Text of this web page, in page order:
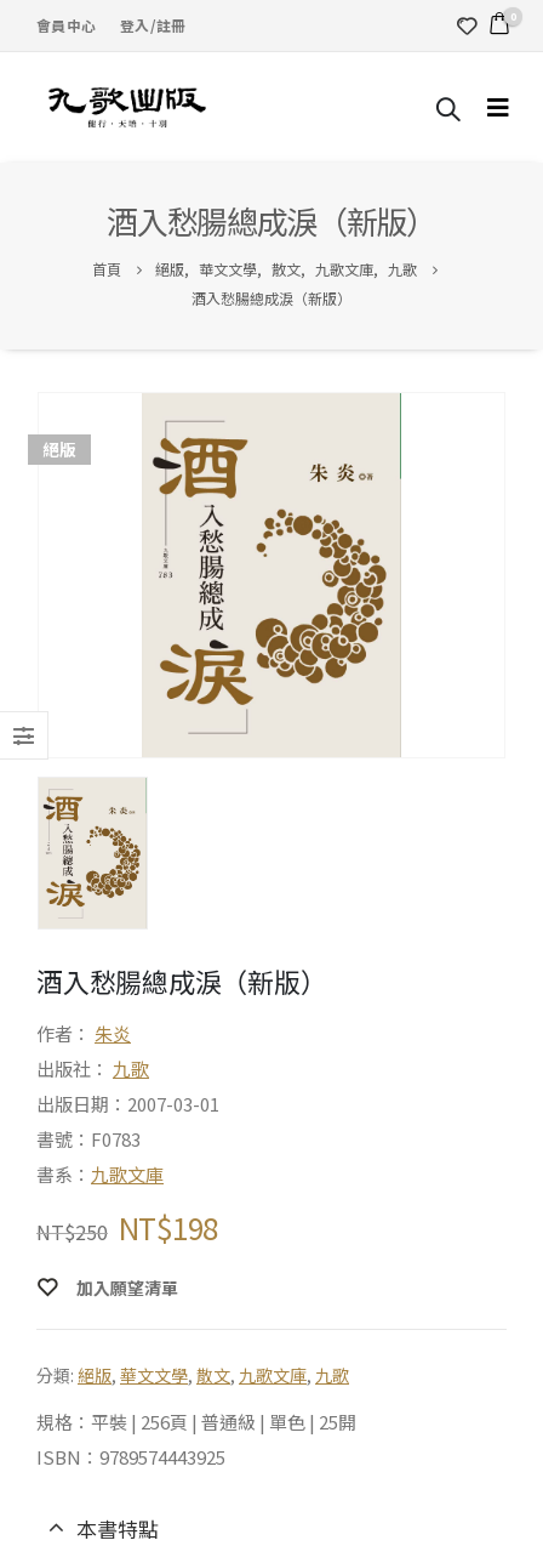
會員中心 登入/註冊 0
酒入愁腸總成淚（新版）
首頁 絕版, 華文文學, 散文, 九歌文庫, 九歌
酒入愁腸總成淚（新版）
絕版
酒入愁腸總成淚（新版）
作者： 朱炎
出版社： 九歌
出版日期：2007-03-01
書號：F0783
書系： 九歌文庫
NT$250 NT$198
加入願望清單
分類: 絕版, 華文文學, 散文, 九歌文庫, 九歌
規格：平裝 | 256頁 | 普通級 | 單色 | 25開
ISBN：9789574443925
本書特點